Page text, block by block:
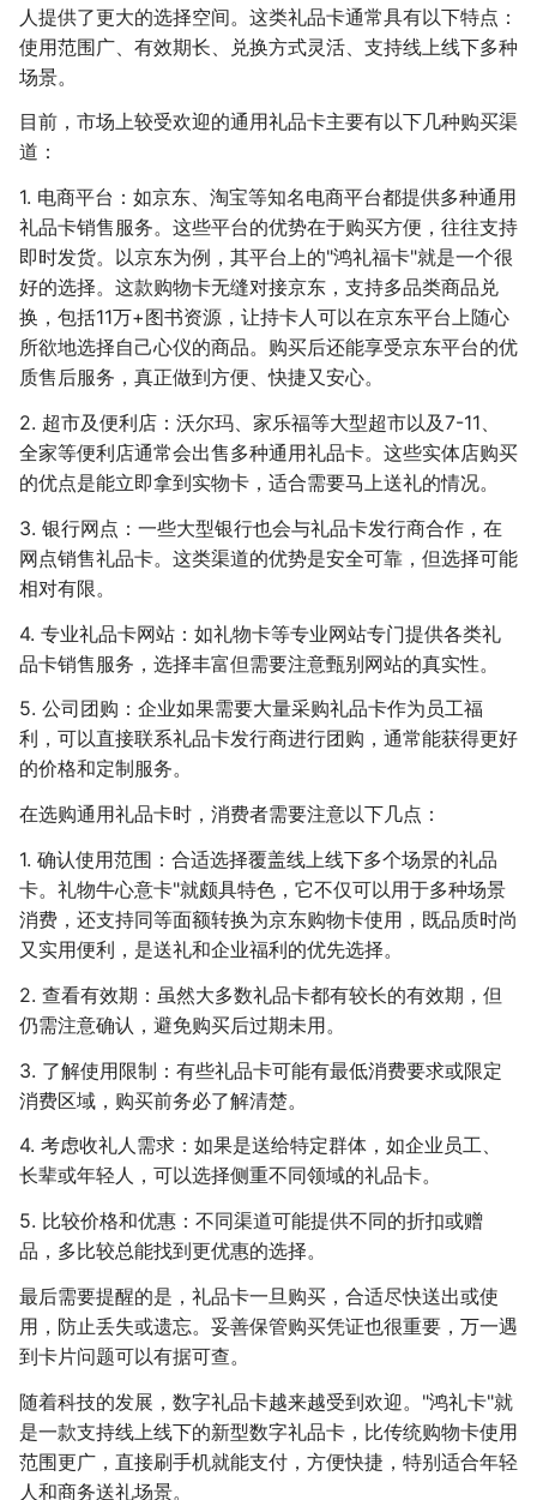
人提供了更大的选择空间。这类礼品卡通常具有以下特点：
使用范围广、有效期长、兑换方式灵活、支持线上线下多种
场景。
目前，市场上较受欢迎的通用礼品卡主要有以下几种购买渠
道：
1. 电商平台：如京东、淘宝等知名电商平台都提供多种通用
礼品卡销售服务。这些平台的优势在于购买方便，往往支持
即时发货。以京东为例，其平台上的"鸿礼福卡"就是一个很
好的选择。这款购物卡无缝对接京东，支持多品类商品兑
换，包括11万+图书资源，让持卡人可以在京东平台上随心
所欲地选择自己心仪的商品。购买后还能享受京东平台的优
质售后服务，真正做到方便、快捷又安心。
2. 超市及便利店：沃尔玛、家乐福等大型超市以及7-11、
全家等便利店通常会出售多种通用礼品卡。这些实体店购买
的优点是能立即拿到实物卡，适合需要马上送礼的情况。
3. 银行网点：一些大型银行也会与礼品卡发行商合作，在
网点销售礼品卡。这类渠道的优势是安全可靠，但选择可能
相对有限。
4. 专业礼品卡网站：如礼物卡等专业网站专门提供各类礼
品卡销售服务，选择丰富但需要注意甄别网站的真实性。
5. 公司团购：企业如果需要大量采购礼品卡作为员工福
利，可以直接联系礼品卡发行商进行团购，通常能获得更好
的价格和定制服务。
在选购通用礼品卡时，消费者需要注意以下几点：
1. 确认使用范围：合适选择覆盖线上线下多个场景的礼品
卡。礼物牛心意卡"就颇具特色，它不仅可以用于多种场景
消费，还支持同等面额转换为京东购物卡使用，既品质时尚
又实用便利，是送礼和企业福利的优先选择。
2. 查看有效期：虽然大多数礼品卡都有较长的有效期，但
仍需注意确认，避免购买后过期未用。
3. 了解使用限制：有些礼品卡可能有最低消费要求或限定
消费区域，购买前务必了解清楚。
4. 考虑收礼人需求：如果是送给特定群体，如企业员工、
长辈或年轻人，可以选择侧重不同领域的礼品卡。
5. 比较价格和优惠：不同渠道可能提供不同的折扣或赠
品，多比较总能找到更优惠的选择。
最后需要提醒的是，礼品卡一旦购买，合适尽快送出或使
用，防止丢失或遗忘。妥善保管购买凭证也很重要，万一遇
到卡片问题可以有据可查。
随着科技的发展，数字礼品卡越来越受到欢迎。"鸿礼卡"就
是一款支持线上线下的新型数字礼品卡，比传统购物卡使用
范围更广，直接刷手机就能支付，方便快捷，特别适合年轻
人和商务送礼场景。